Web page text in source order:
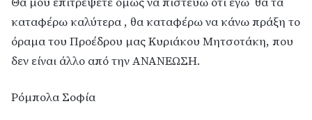
καταφέρω καλύτερα , θα καταφέρω να κάνω πράξη το
όραμα του Προέδρου μας Κυριάκου Μητσοτάκη, που
δεν είναι άλλο από την ΑΝΑΝΕΩΣΗ.
Ρόμπολα Σοφία